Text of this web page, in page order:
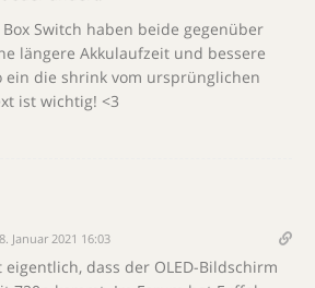
Switch haben beide gegenüber
längere Akkulaufzeit und bessere
ein die shrink vom ursprünglichen
ist wichtig! <3
8. Januar 2021 16:03
dass der OLED-Bildschirm